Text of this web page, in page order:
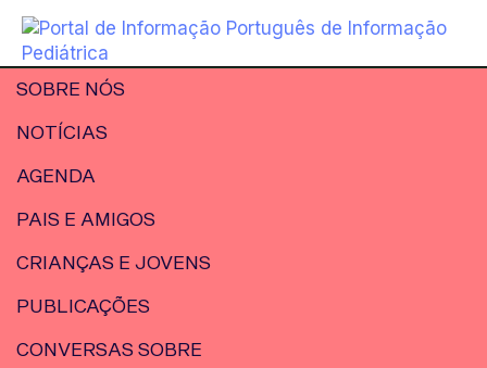
SOBRE NÓS
NOTÍCIAS
AGENDA
PAIS E AMIGOS
CRIANÇAS E JOVENS
PUBLICAÇÕES
CONVERSAS SOBRE